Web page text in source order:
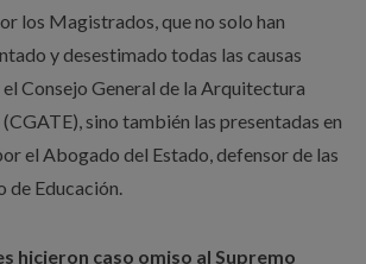
los Magistrados, que no solo han
y desestimado todas las causas
Consejo General de la Arquitectura
(CGATE), sino también las presentadas en
el Abogado del Estado, defensor de las
de Educación.
hicieron caso omiso al Supremo